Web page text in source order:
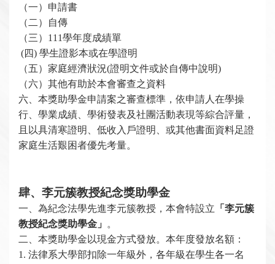
（一）申請書
（二）自傳
（三）111學年度成績單
(四) 學生證影本或在學證明
（五）家庭經濟狀況(證明文件或於自傳中說明)
（六）其他有助於本會審查之資料
六、本獎助學金申請案之審查標準，依申請人在學操
行、學業成績、學術發表及社團活動表現等綜合評量，
且以具清寒證明、低收入戶證明、或其他書面資料足證
家庭生活艱困者優先考量。
肆、李元簇教授紀念獎助學金
一、 為紀念法學先進李元簇教授，本會特設立 「李元簇
教授紀念獎助學金」
。
二、本獎助學金以現金方式發放。本年度發放名額：
1. 法律系大學部扣除一年級外，各年級在學生各一名